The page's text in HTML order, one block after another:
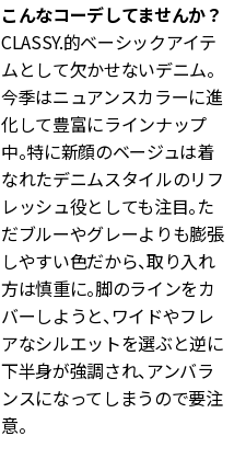
こんなコーデしてませんか？
CLASSY.的ベーシックアイテ
ムとして欠かせないデニム。
今季はニュアンスカラーに進
化して豊富にラインナップ
中。特に新顔のベージュは着
なれたデニムスタイルのリフ
レッシュ役としても注目。た
だブルーやグレーよりも膨張
しやすい色だから、取り入れ
方は慎重に。脚のラインをカ
バーしようと、ワイドやフレ
アなシルエットを選ぶと逆に
下半身が強調され、アンバラ
ンスになってしまうので要注
意。